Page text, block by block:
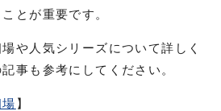
とが重要です。
や人気シリーズについて詳しく
事も参考にしてください。
】